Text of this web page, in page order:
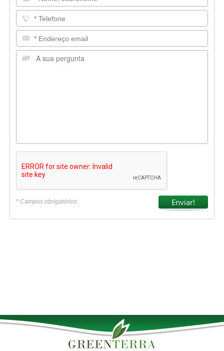
* Campos obrigatórios